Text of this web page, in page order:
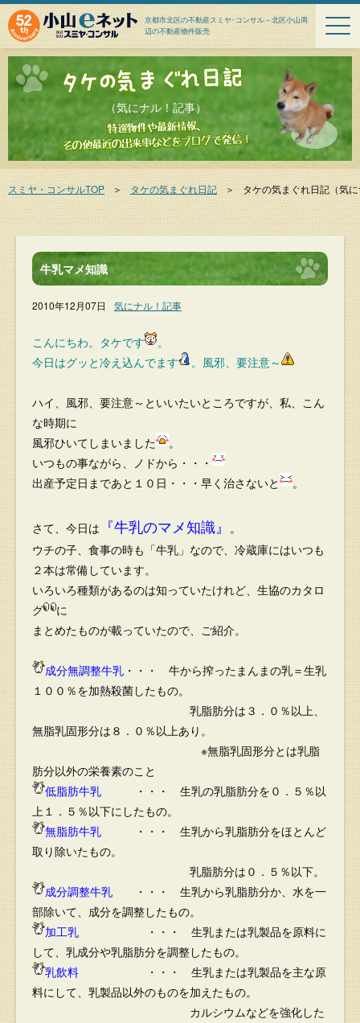
京都市北区の不動産スミヤ･コンサル－北区小山周
辺の不動産物件販売
（気にナル！記事）
スミヤ・コンサルTOP ＞ タケの気まぐれ日記 ＞ タケの気まぐれ日記 （気
牛乳マメ知識
2010年12月07日 気にナル！記事
こんにちわ。タケです
。
今日はグッと冷え込んでます
。風邪、要注意～
ハイ、風邪、要注意～といいたいところですが、私、こん
な時期に
風邪ひいてしまいました
。
いつもの事ながら、ノドから・・・
出産予定日まであと１０日・・・早く治さないと
。
さて、今日は 『牛乳のマメ知識』 。
ウチの子、食事の時も「牛乳」なので、冷蔵庫にはいつも
２本は常備しています。
いろいろ種類があるのは知っていたけれど、生協のカタロ
グ
に
まとめたものが載っていたので、ご紹介。
成分無調整牛乳 ・・・ 牛から搾ったまんまの乳＝生乳
１００％を加熱殺菌したもの。
乳脂肪分は３．０％以上、
無脂乳固形分は８．０％以上あり。
※無脂乳固形分とは乳脂
肪分以外の栄養素のこと
低脂肪牛乳 ・・・ 生乳の乳脂肪分を０．５％以
上１．５％以下にしたもの。
無脂肪牛乳 ・・・ 生乳から乳脂肪分をほとんど
取り除いたもの。
乳脂肪分は０．５％以下。
成分調整牛乳 ・・・ 生乳から乳脂肪分か、水を一
部除いて、成分を調整したもの。
加工乳 ・・・ 生乳または乳製品を原料に
して、乳成分や乳脂肪分を調整したもの。
乳飲料 ・・・ 生乳または乳製品を主な原
料にして、乳製品以外のものを加えたもの。
カルシウムなどを強化した